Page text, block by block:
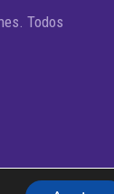
Todos